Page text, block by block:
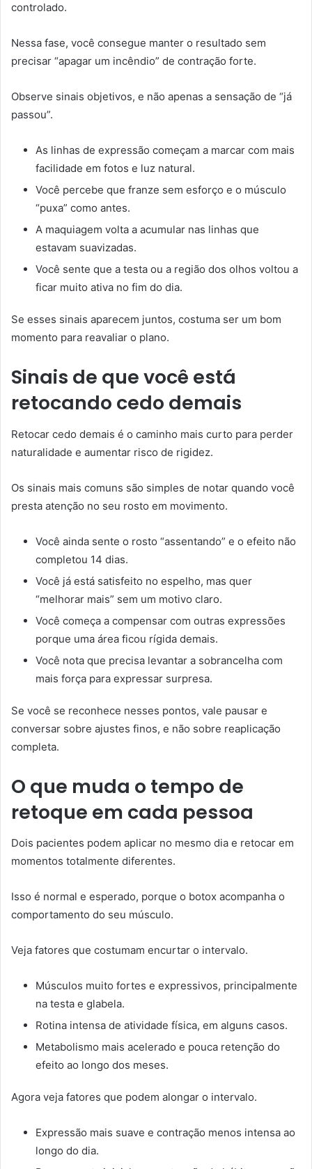
controlado.
Nessa fase, você consegue manter o resultado sem
precisar “apagar um incêndio” de contração forte.
Observe sinais objetivos, e não apenas a sensação de “já
passou”.
As linhas de expressão começam a marcar com mais
facilidade em fotos e luz natural.
Você percebe que franze sem esforço e o músculo
“puxa” como antes.
A maquiagem volta a acumular nas linhas que
estavam suavizadas.
Você sente que a testa ou a região dos olhos voltou a
ficar muito ativa no fim do dia.
Se esses sinais aparecem juntos, costuma ser um bom
momento para reavaliar o plano.
Sinais de que você está
retocando cedo demais
Retocar cedo demais é o caminho mais curto para perder
naturalidade e aumentar risco de rigidez.
Os sinais mais comuns são simples de notar quando você
presta atenção no seu rosto em movimento.
Você ainda sente o rosto “assentando” e o efeito não
completou 14 dias.
Você já está satisfeito no espelho, mas quer
“melhorar mais” sem um motivo claro.
Você começa a compensar com outras expressões
porque uma área ficou rígida demais.
Você nota que precisa levantar a sobrancelha com
mais força para expressar surpresa.
Se você se reconhece nesses pontos, vale pausar e
conversar sobre ajustes finos, e não sobre reaplicação
completa.
O que muda o tempo de
retoque em cada pessoa
Dois pacientes podem aplicar no mesmo dia e retocar em
momentos totalmente diferentes.
Isso é normal e esperado, porque o botox acompanha o
comportamento do seu músculo.
Veja fatores que costumam encurtar o intervalo.
Músculos muito fortes e expressivos, principalmente
na testa e glabela.
Rotina intensa de atividade física, em alguns casos.
Metabolismo mais acelerado e pouca retenção do
efeito ao longo dos meses.
Agora veja fatores que podem alongar o intervalo.
Expressão mais suave e contração menos intensa ao
longo do dia.